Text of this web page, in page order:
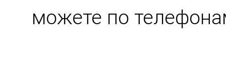
можете по